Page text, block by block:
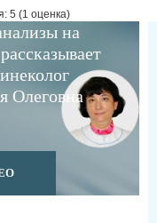
5 (1 оценка)
на
Олеговна